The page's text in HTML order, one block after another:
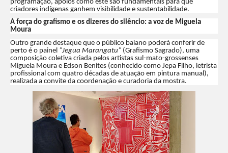
programação, apoios como este são fundamentais para que
criadores indígenas ganhem visibilidade e sustentabilidade.
A força do grafismo e os dizeres do silêncio: a voz de Miguela
Moura
Outro grande destaque que o público baiano poderá conferir de
perto é o painel "Jegua Marangatu" (Grafismo Sagrado), uma
composição coletiva criada pelos artistas sul-mato-grossenses
Miguela Moura e Edson Benites (conhecido como Jepa Filho, letrista
profissional com quatro décadas de atuação em pintura manual),
realizada a convite da coordenação e curadoria da mostra.